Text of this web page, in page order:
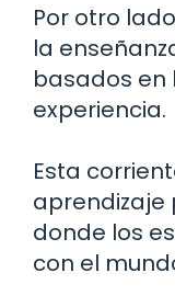
Por otro
la
basados en
experiencia.
Esta
aprendizaje
donde los
con el